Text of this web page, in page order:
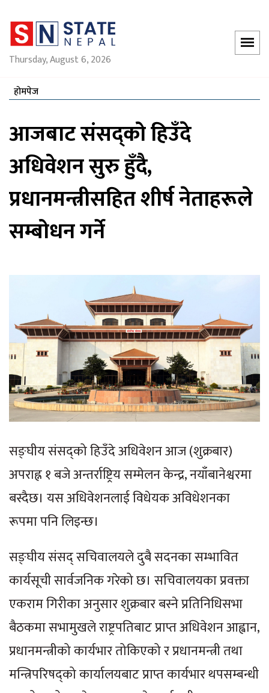
Thursday, August 6, 2026
होमपेज
आजबाट संसद्को हिउँदे
अधिवेशन सुरु हुँदै,
प्रधानमन्त्रीसहित शीर्ष नेताहरूले
सम्बोधन गर्ने
सङ्घीय संसद्को हिउँदे अधिवेशन आज (शुक्रबार)
अपराह्न १ बजे अन्तर्राष्ट्रिय सम्मेलन केन्द्र, नयाँबानेश्वरमा
बस्दैछ। यस अधिवेशनलाई विधेयक अविधेशनका
रूपमा पनि लिइन्छ।
सङ्घीय संसद् सचिवालयले दुबै सदनका सम्भावित
कार्यसूची सार्वजनिक गरेको छ। सचिवालयका प्रवक्ता
एकराम गिरीका अनुसार शुक्रबार बस्ने प्रतिनिधिसभा
बैठकमा सभामुखले राष्ट्रपतिबाट प्राप्त अधिवेशन आह्वान,
प्रधानमन्त्रीको कार्यभार तोकिएको र प्रधानमन्त्री तथा
मन्त्रिपरिषद्को कार्यालयबाट प्राप्त कार्यभार थपसम्बन्धी